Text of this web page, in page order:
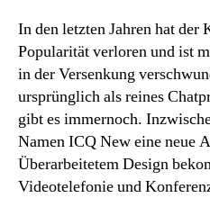
In den letzten Jahren hat
Popularität verloren und ist
in der Versenkung
ursprünglich als reines
gibt es immernoch.
Namen ICQ New eine neue
Überarbeitetem Design
Videotelefonie und